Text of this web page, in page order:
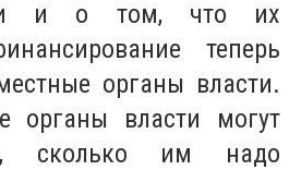
и о том, что их
теперь
органы власти.
органы власти могут
сколько им надо